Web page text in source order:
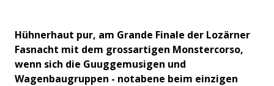
Hühnerhaut pur, am Grande Finale der Lozärner
Fasnacht mit dem grossartigen Monstercorso,
wenn sich die Guuggemusigen und
Wagenbaugruppen - notabene beim einzigen